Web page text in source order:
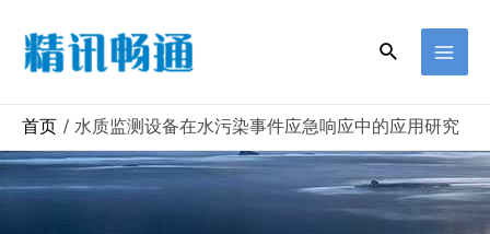
首页 水质监测设备在水污染事件应急响应中的应用研究